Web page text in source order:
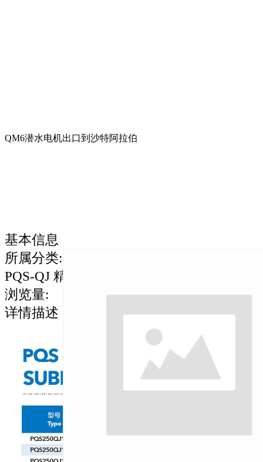
QM6潜水电机出口到沙特阿拉伯
基本信息
所属分类:
PQS-QJ 精铸不锈钢泵
浏览量:
详情描述